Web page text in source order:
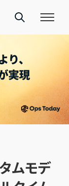
ムモデ